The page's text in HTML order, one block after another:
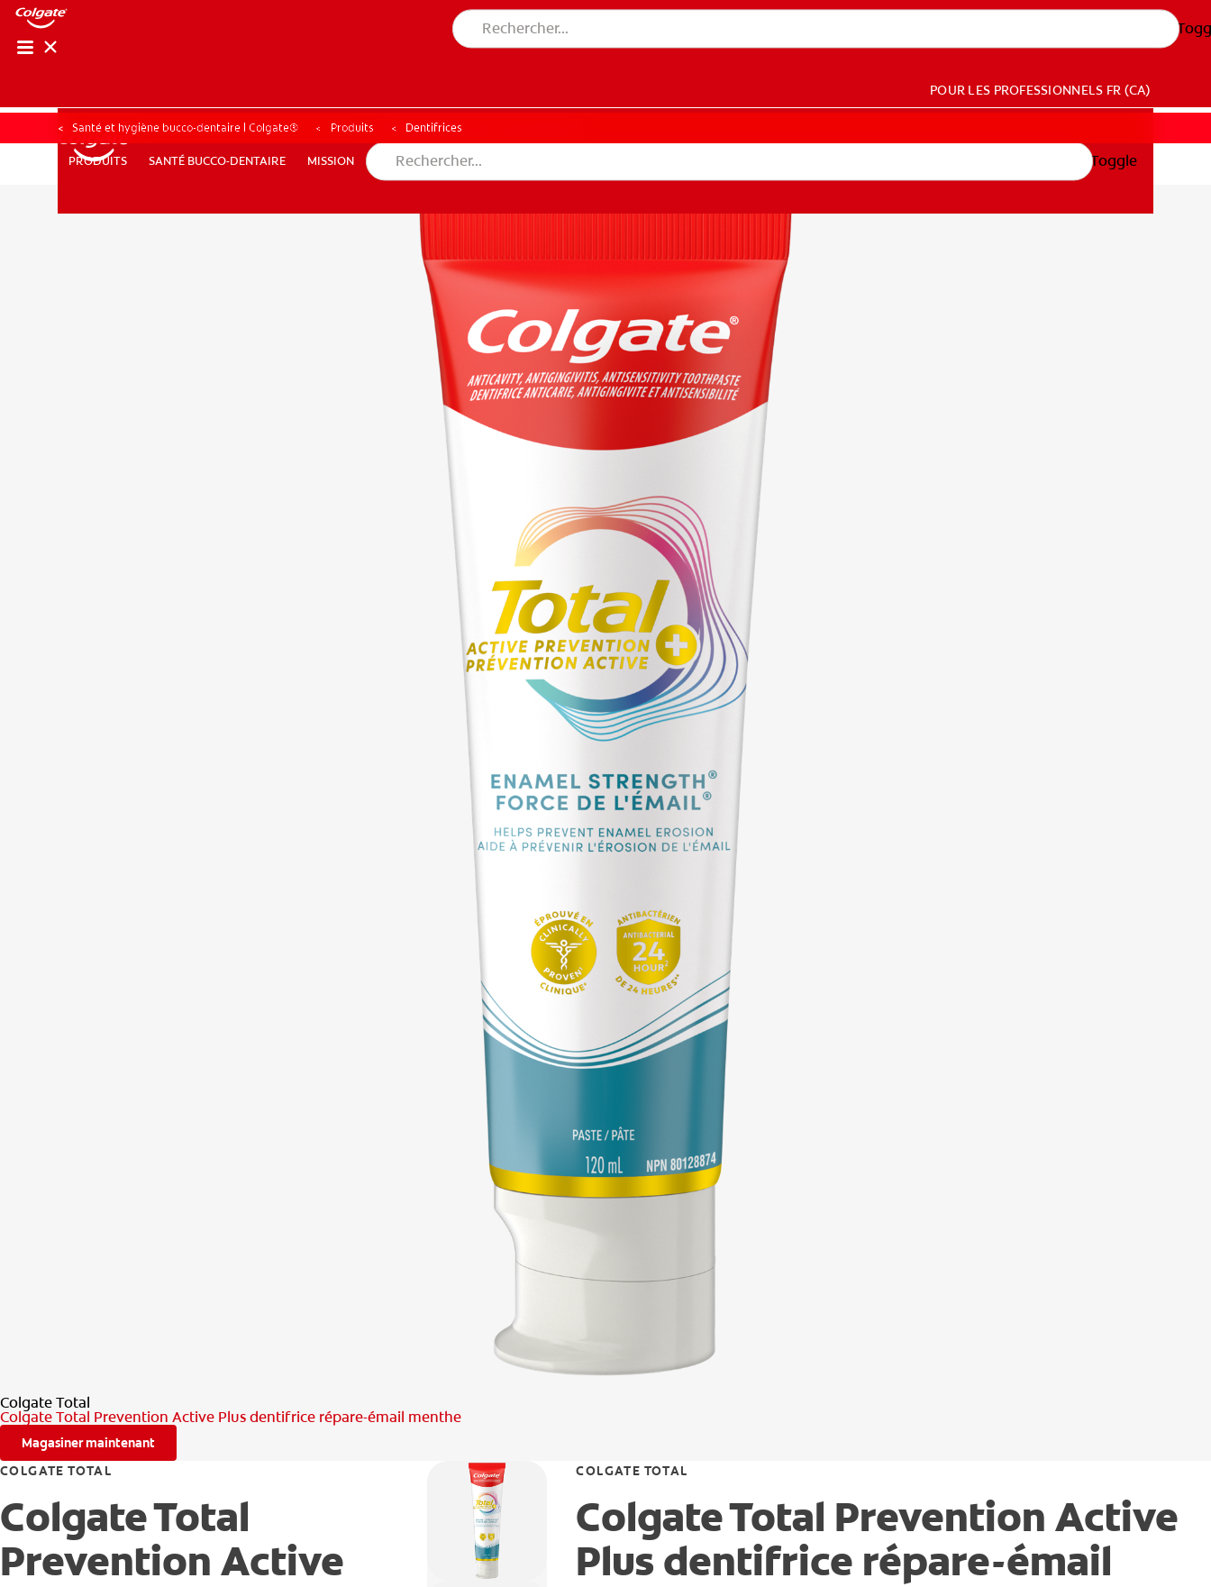
PRODUITS SANTÉ BUCCO-DENTAIRE MISSION
POUR LES PROFESSIONNELS FR (CA)
PRODUITS SANTÉ BUCCO-DENTAIRE MISSION
RECHERCHE DES SOLUTIONS IDÉALES
Toggle
Santé et hygiène bucco-dentaire | Colgate® Produits Dentifrices
Colgate Total
Colgate Total Prevention Active Plus dentifrice répare-émail menthe
Magasiner maintenant
COLGATE TOTAL
Colgate Total
Prevention Active
COLGATE TOTAL
Colgate Total Prevention Active
Plus dentifrice répare-émail